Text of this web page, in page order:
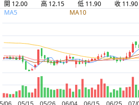
開 12.00 高 12.15 低 11.90 收 11.90
MA5
MA10